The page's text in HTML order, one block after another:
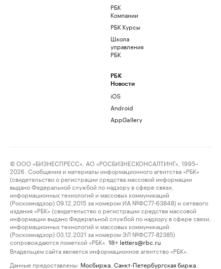
РБК
Компании
РБК Курсы
Школа
управления
РБК
РБК
Новости
iOS
Android
AppGallery
© ООО «БИЗНЕСПРЕСС», АО «РОСБИЗНЕСКОНСАЛТИНГ», 1995–
2026. Сообщения и материалы информационного агентства «РБК»
(свидетельство о регистрации средства массовой информации
выдано Федеральной службой по надзору в сфере связи,
информационных технологий и массовых коммуникаций
(Роскомнадзор) 09.12.2015 за номером ИА №ФС77-63848) и сетевого
издания «РБК» (свидетельство о регистрации средства массовой
информации выдано Федеральной службой по надзору в сфере связи,
информационных технологий и массовых коммуникаций
(Роскомнадзор) 03.12.2021 за номером ЭЛ №ФС77-82385)
сопровождаются пометкой «РБК».
18+ letters@rbc.ru
Владельцем сайта является информационное агентство «РБК».
Данные предоставлены: Мосбиржа Санкт-Петербургская биржа